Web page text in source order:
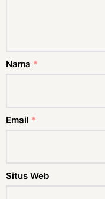
Nama *
Email *
Situs Web